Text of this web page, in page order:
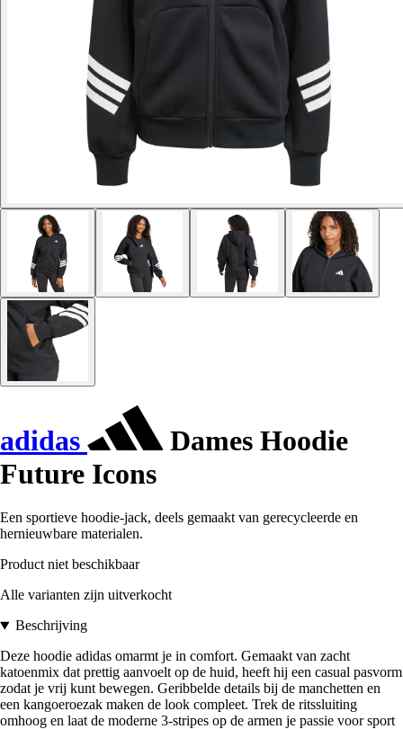
adidas
Dames Hoodie
Future Icons
Een sportieve hoodie-jack, deels gemaakt van gerecycleerde en
hernieuwbare materialen.
Product niet beschikbaar
Alle varianten zijn uitverkocht
Beschrijving
Deze hoodie adidas omarmt je in comfort. Gemaakt van zacht
katoenmix dat prettig aanvoelt op de huid, heeft hij een casual pasvorm
zodat je vrij kunt bewegen. Geribbelde details bij de manchetten en
een kangoeroezak maken de look compleet. Trek de ritssluiting
omhoog en laat de moderne 3-stripes op de armen je passie voor sport